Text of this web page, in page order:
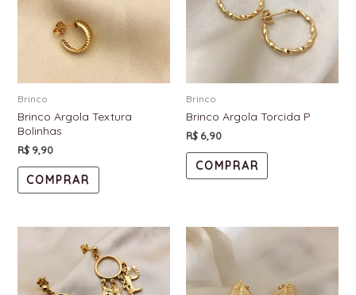
Brinco
Brinco Argola Textura
Bolinhas
R$9,90
COMPRAR
Brinco
Brinco Argola Torcida P
R$ 6,90
COMPRAR